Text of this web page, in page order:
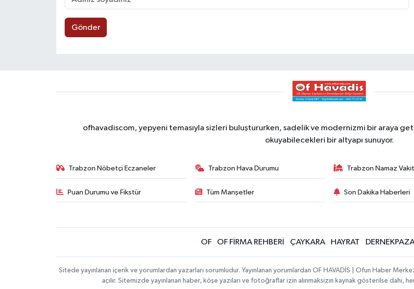
Gönder
ofhavadiscom, yepyeni temasıyla sizleri buluştururken, sadelik ve modernizmi bir araya
okuyabilecekleri bir altyapı sunuyor.
Trabzon Nöbetçi Eczaneler Trabzon Hava Durumu Trabzon Namaz
Puan Durumu ve Fikstür Tüm Manşetler Son Dakika Haberleri
OF OF FİRMA REHBERİ ÇAYKARA HAYRAT
Sitede yayınlanan içerik ve yorumlardan yazarları sorumludur. Yayınlanan yorumlardan OF HAVADİS | Ofun Haber
açılır. Sitemizde yayınlanan haber, köşe yazıları ve fotoğraflar izin alınmaksızın kaynak gösterilse dahi,